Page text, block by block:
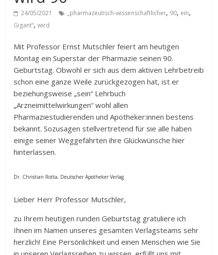
24/05/2021 „pharmazeutisch-wissenschaftlicher, 90, ein,
Gigant“,wird
Mit Professor Ernst Mutschler feiert am heutigen
Montag ein Superstar der Pharmazie seinen 90.
Geburtstag.Obwohl er sich aus dem aktiven Lehrbetreib
schon eine ganze Weile zurückgezogen hat, ist er
beziehungsweise „sein“ Lehrbuch
„Arzneimittelwirkungen“ wohl allen
Pharmaziestudierenden undApotheker:innen bestens
bekannt. Sozusagen stellvertretend für sie alle haben
einige seiner Weggefährten ihre Glückwünsche hier
hinterlassen.
Dr. Christian Rotta, Deutscher Apotheker Verlag
Lieber Herr Professor Mutschler,
zu Ihrem heutigen runden Geburtstag gratuliere ich
Ihnen im Namen unseres gesamten Verlagsteams sehr
herzlich! Eine Persönlichkeit und einen Menschen wie Sie